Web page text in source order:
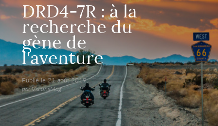
DRD4-7R : à la
recherche du
gène de
l'aventure
Publié le 21 août 2019,
par VisionsMag.